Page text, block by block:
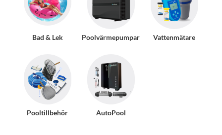
Bad & Lek Poolvärmepumpar Vattenmätare
Pooltillbehör AutoPool